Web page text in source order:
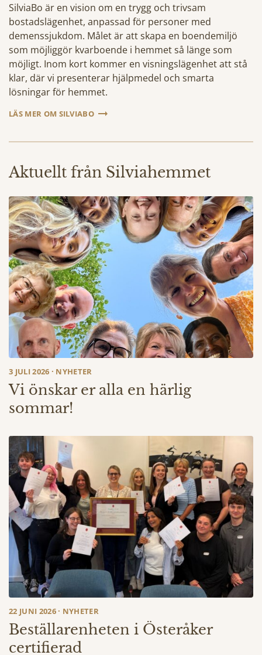
SilviaBo är en vision om en trygg och trivsam
bostadslägenhet, anpassad för personer med
demenssjukdom. Målet är att skapa en boendemiljö
som möjliggör kvarboende i hemmet så länge som
möjligt. Inom kort kommer en visningslägenhet att stå
klar, där vi presenterar hjälpmedel och smarta
lösningar för hemmet.
LÄS MER OM SILVIABO
Aktuellt från Silviahemmet
3 JULI 2026 · NYHETER
Vi önskar er alla en härlig
sommar!
22 JUNI 2026 · NYHETER
Beställarenheten i Österåker
certifierad